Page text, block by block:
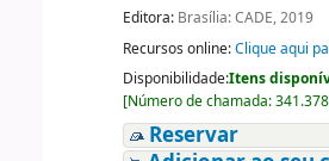
Editora: Brasília: CADE, 2019
Recursos online:Clique aqui
Disponibilidade:Itens
[Número de chamada:
Reservar